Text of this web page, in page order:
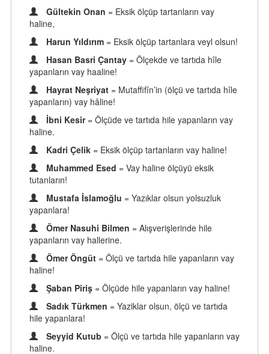
Gültekin Onan = Eksik ölçüp tartanların vay
haline,
Harun Yıldırım = Eksik ölçüp tartanlara veyl olsun!
Hasan Basri Çantay = Ölçekde ve tartıda hîle
yapanların vay haaline!
Hayrat Neşriyat = Mutaffifîn’in (ölçü ve tartıda hîle
yapanların) vay hâline!
İbni Kesir = Ölçüde ve tartıda hile yapanların vay
haline.
Kadri Çelik = Eksik ölçüp tartanların vay haline!
Muhammed Esed = Vay haline ölçüyü eksik
tutanların!
Mustafa İslamoğlu = Yazıklar olsun yolsuzluk
yapanlara!
Ömer Nasuhi Bilmen = Alışverişlerinde hile
yapanların vay hallerine.
Ömer Öngüt = Ölçü ve tartıda hile yapanların vay
haline!
Şaban Piriş = Ölçüde hile yapanların vay haline!
Sadık Türkmen = Yaziklar olsun, ölçü ve tartıda
hile yapanlara!
Seyyid Kutub = Ölçü ve tartıda hile yapanların vay
haline.